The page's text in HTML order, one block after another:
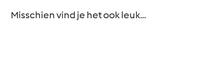
Misschien vind je het ook leuk...